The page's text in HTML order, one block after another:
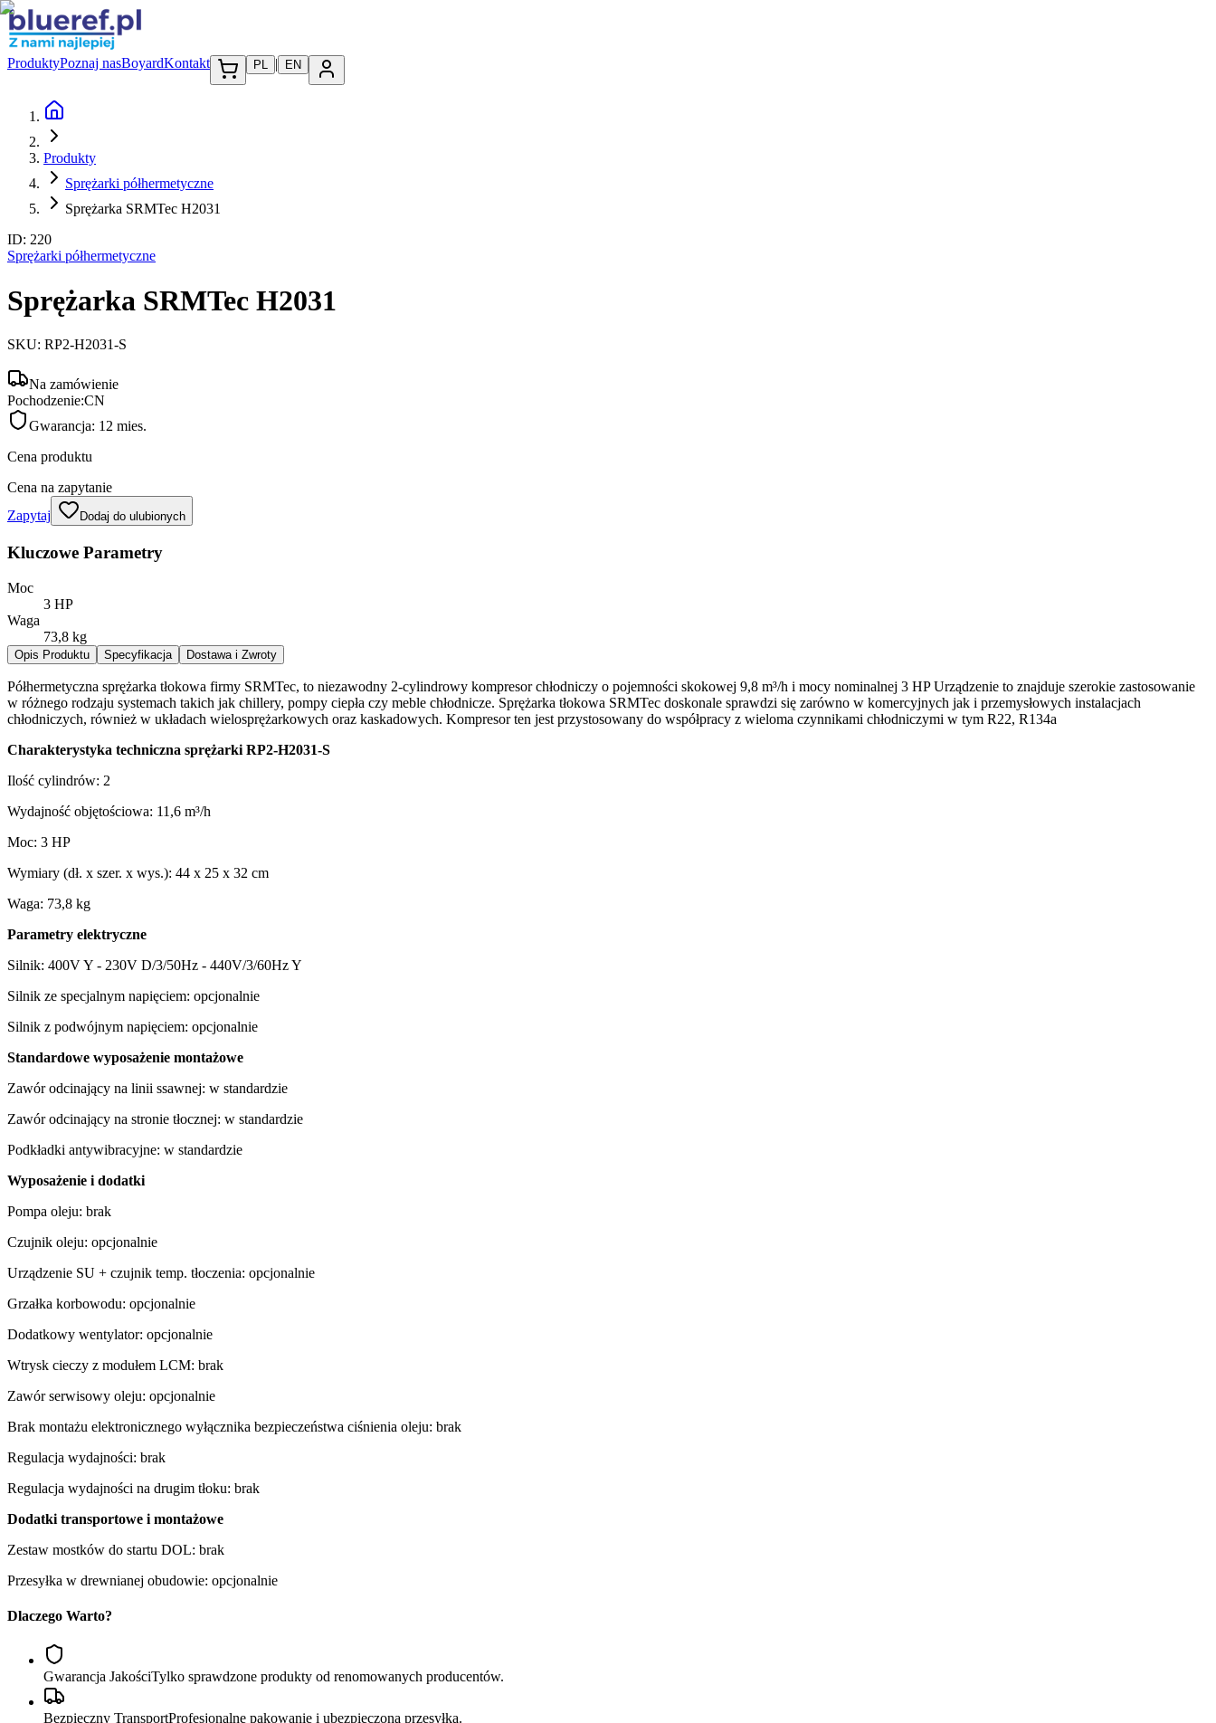
ProduktyPoznaj nasBoyardKontakt PL | EN
Produkty
Sprężarki półhermetyczne
Sprężarka SRMTec H2031
ID: 220
Sprężarki półhermetyczne
Sprężarka SRMTec H2031
SKU: RP2-H2031-S
Na zamówienie
Pochodzenie:CN
Gwarancja: 12 mies.
Cena produktu
Cena na zapytanie
Zapytaj
Dodaj do ulubionych
Kluczowe Parametry
Moc
3 HP
Waga
73,8 kg
Opis Produktu Specyfikacja Dostawa i Zwroty
Półhermetyczna sprężarka tłokowa firmy SRMTec, to niezawodny 2-cylindrowy kompresor chłodniczy o pojemności skokowej 9,8 m³/h i mocy nominalnej 3 HP Urządzenie to znajduje szerokie zastosowanie
w różnego rodzaju systemach takich jak chillery, pompy ciepła czy meble chłodnicze. Sprężarka tłokowa SRMTec doskonale sprawdzi się zarówno w komercyjnych jak i przemysłowych instalacjach
chłodniczych, również w układach wielosprężarkowych oraz kaskadowych. Kompresor ten jest przystosowany do współpracy z wieloma czynnikami chłodniczymi w tym R22, R134a
Charakterystyka techniczna sprężarki RP2-H2031-S
Ilość cylindrów: 2
Wydajność objętościowa: 11,6 m³/h
Moc: 3 HP
Wymiary (dł. x szer. x wys.): 44 x 25 x 32 cm
Waga: 73,8 kg
Parametry elektryczne
Silnik: 400V Y - 230V D/3/50Hz - 440V/3/60Hz Y
Silnik ze specjalnym napięciem: opcjonalnie
Silnik z podwójnym napięciem: opcjonalnie
Standardowe wyposażenie montażowe
Zawór odcinający na linii ssawnej: w standardzie
Zawór odcinający na stronie tłocznej: w standardzie
Podkładki antywibracyjne: w standardzie
Wyposażenie i dodatki
Pompa oleju: brak
Czujnik oleju: opcjonalnie
Urządzenie SU + czujnik temp. tłoczenia: opcjonalnie
Grzałka korbowodu: opcjonalnie
Dodatkowy wentylator: opcjonalnie
Wtrysk cieczy z modułem LCM: brak
Zawór serwisowy oleju: opcjonalnie
Brak montażu elektronicznego wyłącznika bezpieczeństwa ciśnienia oleju: brak
Regulacja wydajności: brak
Regulacja wydajności na drugim tłoku: brak
Dodatki transportowe i montażowe
Zestaw mostków do startu DOL: brak
Przesyłka w drewnianej obudowie: opcjonalnie
Dlaczego Warto?
Gwarancja JakościTylko sprawdzone produkty od renomowanych producentów.
Bezpieczny TransportProfesjonalne pakowanie i ubezpieczona przesyłka.